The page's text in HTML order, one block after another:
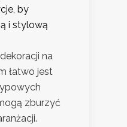
by
i stylową
na
łatwo jest
zburzyć